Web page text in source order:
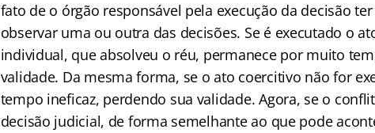
fato de o órgão responsável pela execução da decisão
observar uma ou outra das decisões. Se é executado o
individual, que absolveu o réu, permanece por muito
validade. Da mesma forma, se o ato coercitivo não for
tempo ineficaz, perdendo sua validade. Agora, se o
decisão judicial, de forma semelhante ao que pode